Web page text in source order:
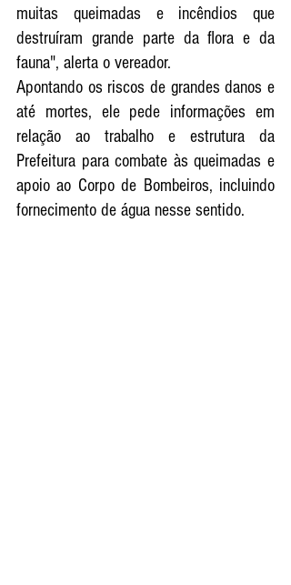
muitas queimadas e incêndios que
destruíram grande parte da flora e da
fauna", alerta o vereador.
Apontando os riscos de grandes danos e
até mortes, ele pede informações em
relação ao trabalho e estrutura da
Prefeitura para combate às queimadas e
apoio ao Corpo de Bombeiros, incluindo
fornecimento de água nesse sentido.